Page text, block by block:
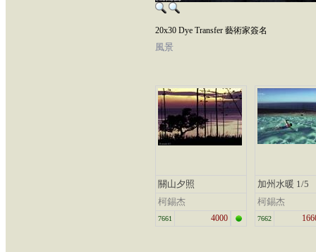
20x30 Dye Transfer 藝術家簽名
風景
關山夕照
柯錫杰
7661 4000
加州水暖 1/5
柯錫杰
7662